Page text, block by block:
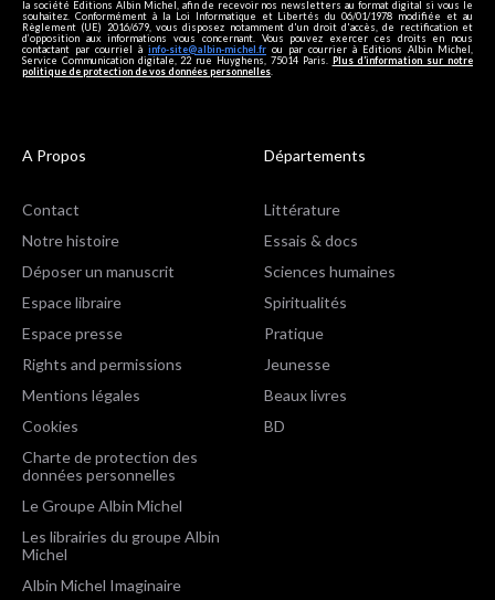
la société Editions Albin Michel, afin de recevoir nos newsletters au format digital si vous le
souhaitez. Conformément à la Loi Informatique et Libertés du 06/01/1978 modifiée et au
Règlement (UE) 2016/679, vous disposez notamment d'un droit d'accès, de rectification et
d’opposition aux informations vous concernant. Vous pouvez exercer ces droits en nous
contactant par courriel à info-site@albin-michel.fr ou par courrier à Editions Albin Michel,
Service Communication digitale, 22 rue Huyghens, 75014 Paris. Plus d’information sur notre
politique de protection de vos données personnelles
A Propos
Contact
Notre histoire
Déposer un manuscrit
Espace libraire
Espace presse
Rights and permissions
Mentions légales
Cookies
Charte de protection des
données personnelles
Le Groupe Albin Michel
Les librairies du groupe Albin
Michel
Albin Michel Imaginaire
Départements
Littérature
Essais & docs
Sciences humaines
Spiritualités
Pratique
Jeunesse
Beaux livres
BD